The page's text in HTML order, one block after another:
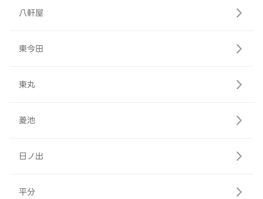
八軒屋
東今田
東丸
菱池
日ノ出
平分